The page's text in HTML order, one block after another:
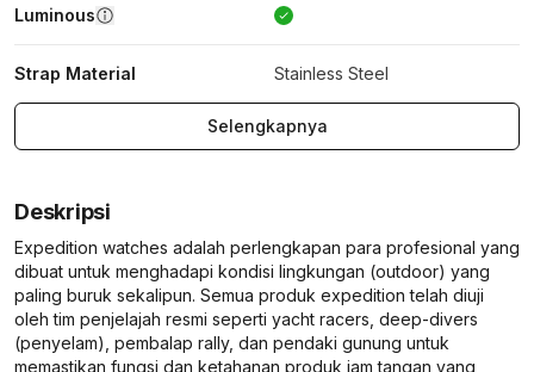
Luminous
Strap Material Stainless Steel
Selengkapnya
Deskripsi
Expedition watches adalah perlengkapan para profesional yang
dibuat untuk menghadapi kondisi lingkungan (outdoor) yang
paling buruk sekalipun. Semua produk expedition telah diuji
oleh tim penjelajah resmi seperti yacht racers, deep-divers
(penyelam), pembalap rally, dan pendaki gunung untuk
memastikan fungsi dan ketahanan produk jam tangan yang